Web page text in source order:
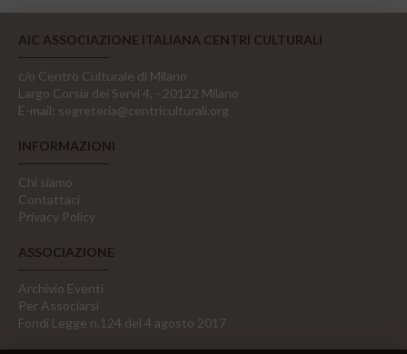
AIC ASSOCIAZIONE ITALIANA CENTRI CULTURALI
c/o Centro Culturale di Milano
Largo Corsia dei Servi 4, - 20122 Milano
E-mail: segreteria@centriculturali.org
INFORMAZIONI
Chi siamo
Contattaci
Privacy Policy
ASSOCIAZIONE
Archivio Eventi
Per Associarsi
Fondi Legge n.124 del 4 agosto 2017